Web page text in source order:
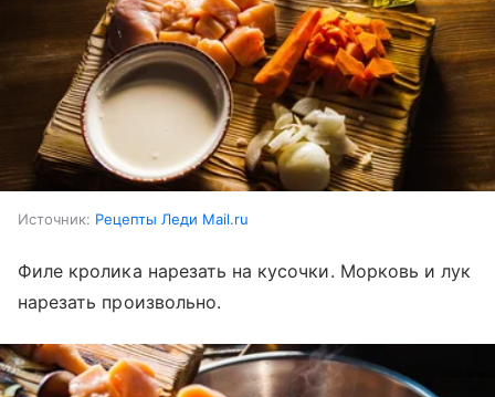
Источник: Рецепты Леди Mail.ru
Филе кролика нарезать на кусочки. Морковь и лук
нарезать произвольно.